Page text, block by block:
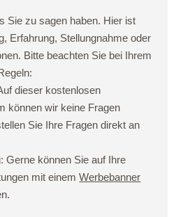
Sie zu sagen haben. Hier ist
Erfahrung, Stellungnahme oder
Bitte beachten Sie bei Ihrem
dieser kostenlosen
können wir keine Fragen
Sie Ihre Fragen direkt an
Gerne können Sie auf Ihre
mit einemWerbebanner